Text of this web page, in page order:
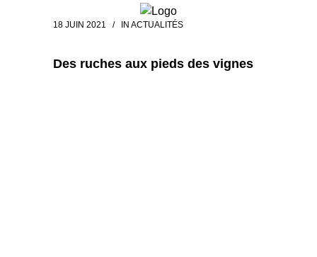
18 JUIN 2021 IN ACTUALITÉS
Des ruches aux pieds des vignes